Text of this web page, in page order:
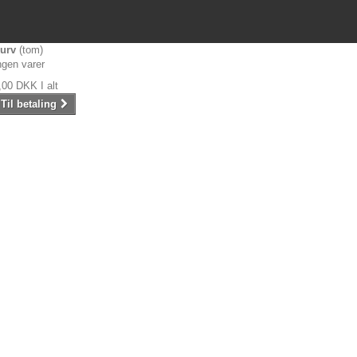
(tom)
varer
DKK
I alt
Til betaling